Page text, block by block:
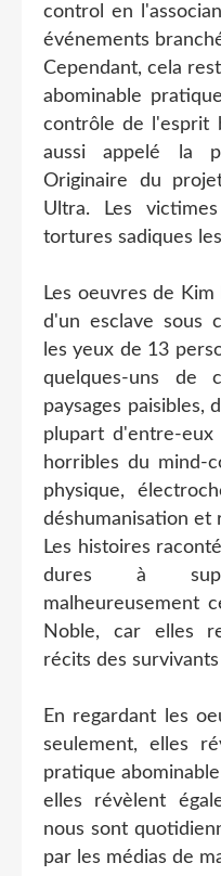
control en
événements
Cependant, cela
abominable
contrôle de l'esprit
aussi appelé la
Originaire du
Ultra. Les
tortures sadiques
Les oeuvres de
d'un esclave sous
les yeux de 13
quelques-uns de
paysages paisibles,
plupart d'entre-eux
horribles du mind-
physique,
déshumanisation et
Les histoires
dures à
malheureusement
Noble, car elles
récits des
En regardant les
seulement, elles
pratique
elles révèlent
nous sont
par les médias de